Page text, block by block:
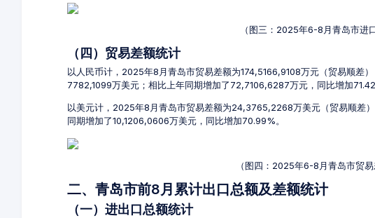
（图三：2025年6-8月青岛市进
（四）贸易差额统计
以人民币计，2025年8月青岛市贸易差额为174,5166,9108万元（贸易顺差
7782,1099万美元；相比上年同期增加了72,7106,6287万元，同比增加
以美元计，2025年8月青岛市贸易差额为24,3765,2268万美元（贸易顺差
同期增加了10,1206,0606万美元，同比增加70.99%。
（图四：2025年6-8月青岛市贸易
二、青岛市前8月累计出口总额及差额统计
（一）进出口总额统计